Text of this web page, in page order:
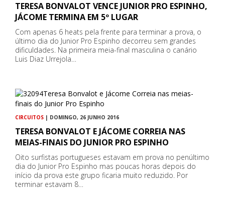
TERESA BONVALOT VENCE JUNIOR PRO ESPINHO,
JÁCOME TERMINA EM 5º LUGAR
Com apenas 6 heats pela frente para terminar a prova, o
último dia do Junior Pro Espinho decorreu sem grandes
dificuldades. Na primeira meia-final masculina o canário
Luis Diaz Urrejola…
CIRCUITOS | DOMINGO, 26 JUNHO 2016
TERESA BONVALOT E JÁCOME CORREIA NAS
MEIAS-FINAIS DO JUNIOR PRO ESPINHO
Oito surfistas portugueses estavam em prova no penúltimo
dia do Junior Pro Espinho mas poucas horas depois do
início da prova este grupo ficaria muito reduzido. Por
terminar estavam 8…